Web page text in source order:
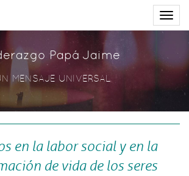
Papá Jaime
MENSAJE UNIVERSAL
en la labor social y en la
de vida de los seres